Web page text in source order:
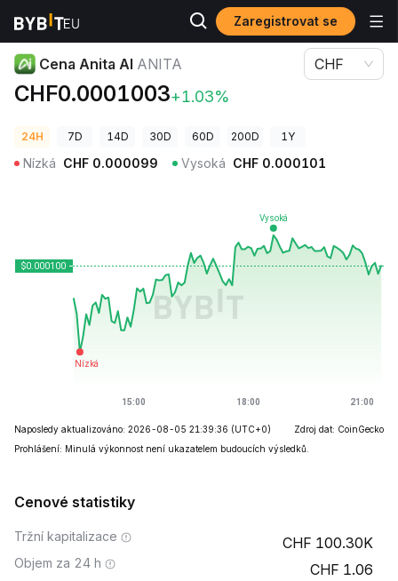
Zaregistrovat se
Ceny kryptoměn Cena Anita AI ANITA
Cena Anita AI ANITA
CHF0.0001003+1.03%
CHF
24H 7D 14D 30D 60D 200D 1Y
Nízká CHF 0.000099 Vysoká CHF 0.000101
Naposledy aktualizováno: 2026-08-05 21:39:36 (UTC+0)
Zdroj dat: CoinGecko
Prohlášení: Minulá výkonnost není ukazatelem budoucích výsledků.
Cenové statistiky
Tržní kapitalizace 100.30K
Objem za 24 h 1.06